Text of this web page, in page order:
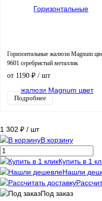
Горизонтальные жалюзи Magnum
9601 серебристый металлик
от 1190 ₽ / шт
Подробнее
1 302 ₽ / шт
В корзину
Купить в 1
Нашли
Под заказ